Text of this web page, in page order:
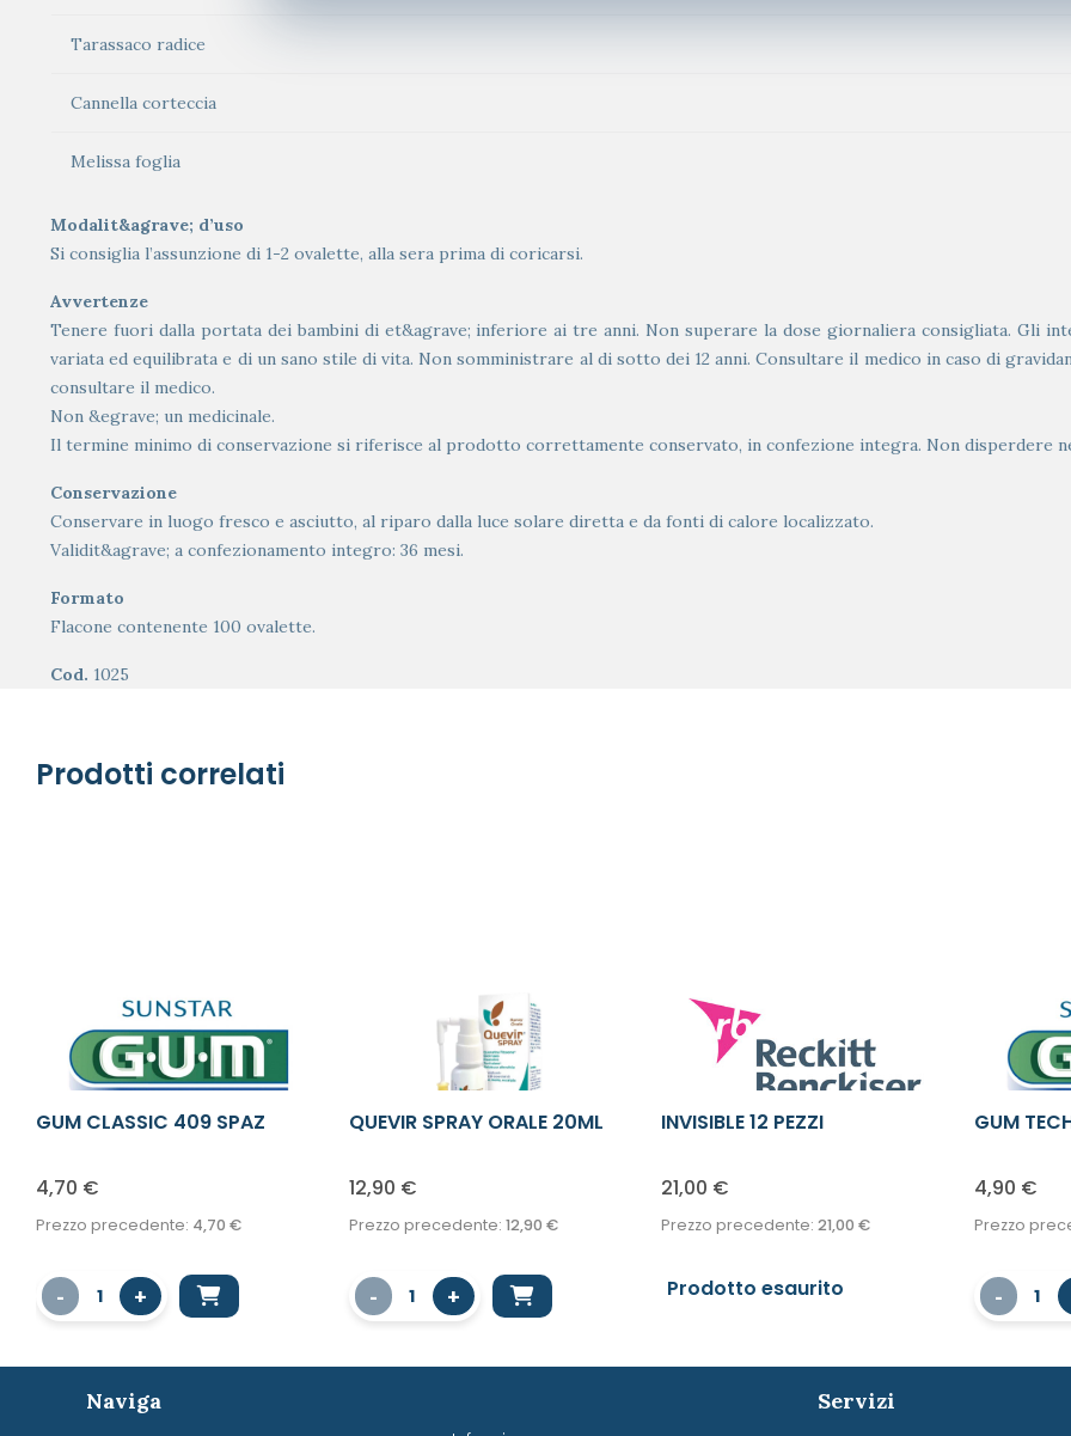
Tarassaco radice
Cannella corteccia
Melissa foglia
Modalit&agrave; d’uso
Si consiglia l’assunzione di 1-2 ovalette, alla sera prima di coricarsi.
Avvertenze
Tenere fuori dalla portata dei bambini di et&agrave; inferiore ai tre anni. Non superare la dose giornaliera consigliata. Gli
variata ed equilibrata e di un sano stile di vita. Non somministrare al di sotto dei 12 anni. Consultare il medico in caso di
consultare il medico.
Non &egrave; un medicinale.
Il termine minimo di conservazione si riferisce al prodotto correttamente conservato, in confezione integra. Non disperdere
Conservazione
Conservare in luogo fresco e asciutto, al riparo dalla luce solare diretta e da fonti di calore localizzato.
Validit&agrave; a confezionamento integro: 36 mesi.
Formato
Flacone contenente 100 ovalette.
Cod. 1025
Prodotti correlati
GUM CLASSIC 409 SPAZ
4,70 €
Prezzo precedente: 4,70 €
- 1 +
QUEVIR SPRAY ORALE 20ML
12,90 €
Prezzo precedente: 12,90 €
- 1 +
INVISIBLE 12 PEZZI
21,00 €
Prezzo precedente: 21,00 €
Prodotto esaurito
GUM
4,90 €
Prezzo
- 1
Naviga Servizi